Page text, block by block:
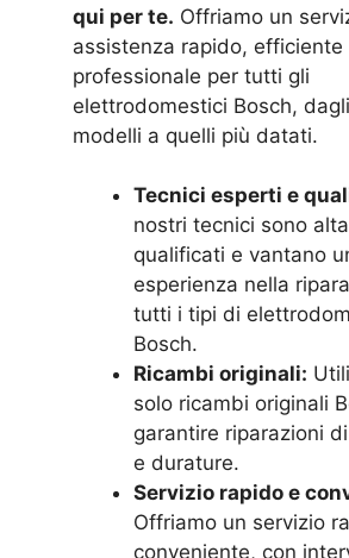
qui per te. Offriamo un
assistenza rapido, efficiente
professionale per tutti gli
elettrodomestici Bosch,
modelli a quelli più datati.
Tecnici esperti e
nostri tecnici sono
qualificati e vantano
esperienza nella
tutti i tipi di
Bosch.
Ricambi originali:
solo ricambi originali
garantire riparazioni
e durature.
Servizio rapido e
Offriamo un servizio
conveniente, con